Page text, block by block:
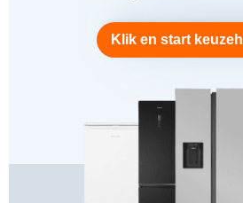
Klik en start